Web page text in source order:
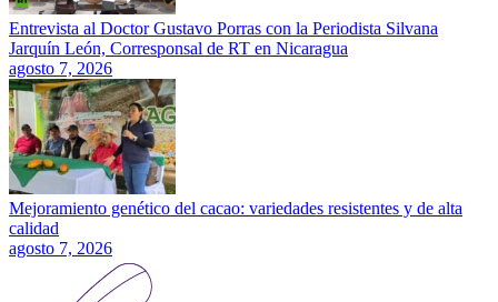
Entrevista al Doctor Gustavo Porras con la Periodista Silvana
Jarquín León, Corresponsal de RT en Nicaragua
agosto 7, 2026
Mejoramiento genético del cacao: variedades resistentes y de alta
calidad
agosto 7, 2026